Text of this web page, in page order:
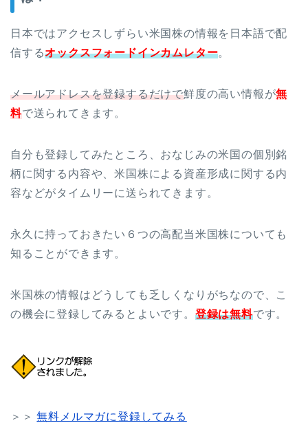
日本ではアクセスしずらい米国株の情報を日本語で配
信するオックスフォードインカムレター。
メールアドレスを登録するだけで鮮度の高い情報が無
料で送られてきます。
自分も登録してみたところ、おなじみの米国の個別銘
柄に関する内容や、米国株による資産形成に関する内
容などがタイムリーに送られてきます。
永久に持っておきたい６つの高配当米国株についても
知ることができます。
米国株の情報はどうしても乏しくなりがちなので、こ
の機会に登録してみるとよいです。 登録は無料です。
＞＞無料メルマガに登録してみる